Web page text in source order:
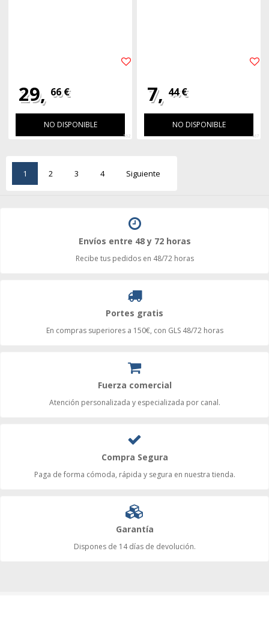
29, 66 €
NO DISPONIBLE
562
7, 44 €
NO DISPONIBLE
467
1 2 3 4 Siguiente
Envíos entre 48 y 72 horas
Recibe tus pedidos en 48/72 horas
Portes gratis
En compras superiores a 150€, con GLS 48/72 horas
Fuerza comercial
Atención personalizada y especializada por canal.
Compra Segura
Paga de forma cómoda, rápida y segura en nuestra tienda.
Garantía
Dispones de 14 días de devolución.